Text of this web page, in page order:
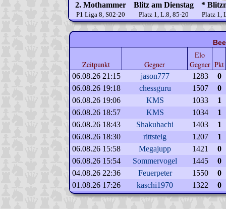
2. Mothammer
P1 Liga 8, S02-20
Blitz am Dienstag
Platz 1, L.8, 85-20
*
Platz 1,
Zeitpunkt Gegner
Elo
Gegner Pkt
06.08.26 21:15 jason777 1283
0
06.08.26 19:18
chessguru 1507
0
06.08.26 19:06
KMS 1033
1
06.08.26 18:57
KMS 1034
1
06.08.26 18:43
Shakuhachi 1403
1
06.08.26 18:30
rittsteig 1207
1
06.08.26 15:58
Megajupp 1421
0
06.08.26 15:54
Sommervogel 1445
0
04.08.26 22:36
Feuerpeter 1550
0
01.08.26 17:26
kaschi1970 1322 0